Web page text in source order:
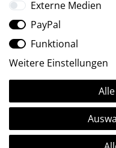
Ⓒ2009-2026
Externe Medien
PayPal
Funktional
Weitere Einstellungen